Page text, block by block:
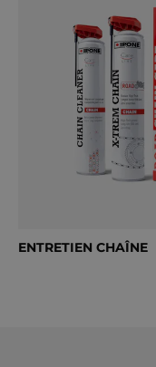
ENTRETIEN CHAÎNE